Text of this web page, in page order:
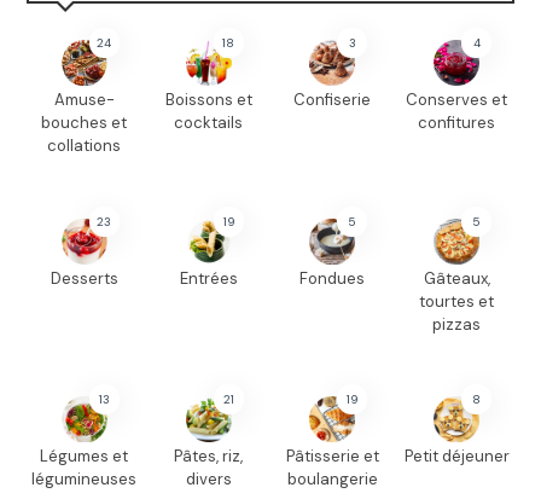
24
Amuse-
bouches et
collations
18
Boissons et
cocktails
3
Confiserie
4
Conserves et
confitures
23
Desserts
19
Entrées
5
Fondues
5
Gâteaux,
tourtes et
pizzas
13
Légumes et
légumineuses
21
Pâtes, riz,
divers
19
Pâtisserie et
boulangerie
8
Petit déjeuner